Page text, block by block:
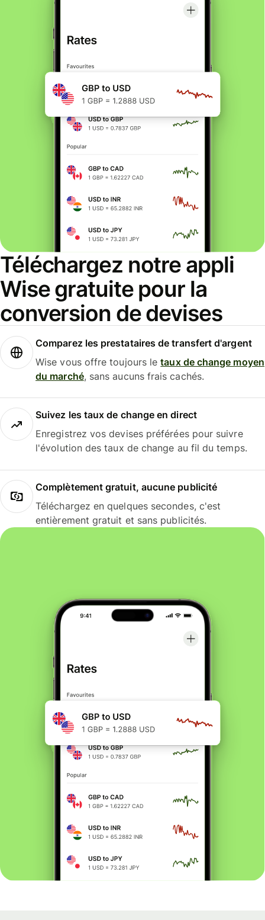
Téléchargez notre appli
Wise gratuite pour la
conversion de devises
Comparez les prestataires de transfert d'argent
Wise vous offre toujours letaux de change moyen
du marché, sans aucuns frais cachés.
Suivez les taux de change en direct
Enregistrez vos devises préférées pour suivre
l'évolution des taux de change au fil du temps.
Complètement gratuit, aucune publicité
Téléchargez en quelques secondes, c'est
entièrement gratuit et sans publicités.